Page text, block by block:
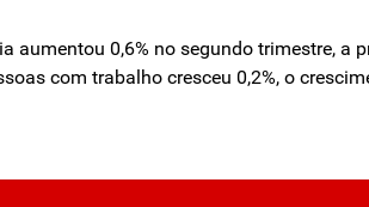
aumentou 0,6% no segundo trimestre, a
com trabalho cresceu 0,2%, o